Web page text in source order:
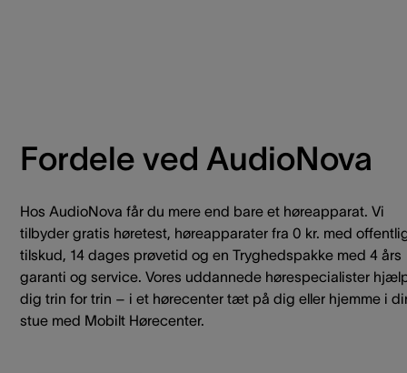
Fordele ved AudioNova
Hos AudioNova får du mere end bare et høreapparat. Vi
tilbyder gratis høretest, høreapparater fra 0 kr. med
tilskud, 14 dages prøvetid og en Tryghedspakke med 4 års
garanti og service. Vores uddannede hørespecialister
dig trin for trin – i et hørecenter tæt på dig eller hjemme i
stue med Mobilt Hørecenter.